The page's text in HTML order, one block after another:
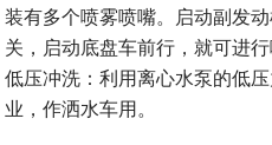
装有多个喷雾喷嘴。启动副发
关，启动底盘车前行，就可进行
低压冲洗：利用离心水泵的低
业，作洒水车用。